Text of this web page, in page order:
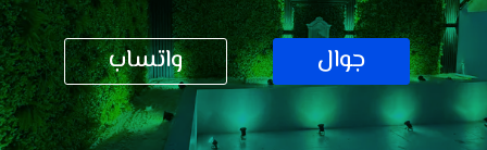
واتساب جوال